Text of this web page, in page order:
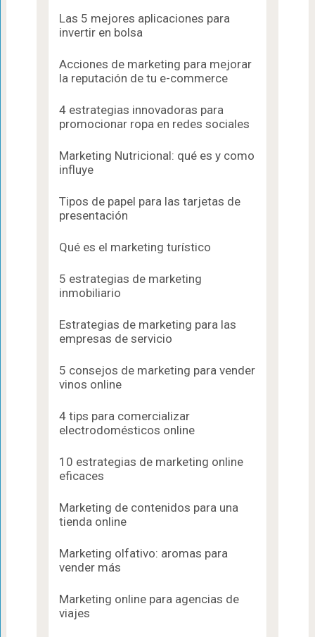
Las 5 mejores aplicaciones para
invertir en bolsa
Acciones de marketing para mejorar
la reputación de tu e-commerce
4 estrategias innovadoras para
promocionar ropa en redes sociales
Marketing Nutricional: qué es y como
influye
Tipos de papel para las tarjetas de
presentación
Qué es el marketing turístico
5 estrategias de marketing
inmobiliario
Estrategias de marketing para las
empresas de servicio
5 consejos de marketing para vender
vinos online
4 tips para comercializar
electrodomésticos online
10 estrategias de marketing online
eficaces
Marketing de contenidos para una
tienda online
Marketing olfativo: aromas para
vender más
Marketing online para agencias de
viajes